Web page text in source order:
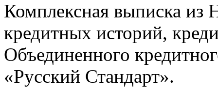
Комплексная выписка из
кредитных историй,
Объединенного
«Русский Стандарт».